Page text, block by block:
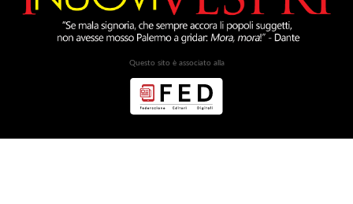
Questo sito è associato alla